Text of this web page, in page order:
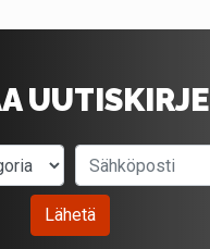
UUTISKIRJE
tuotekategoria
Lähetä